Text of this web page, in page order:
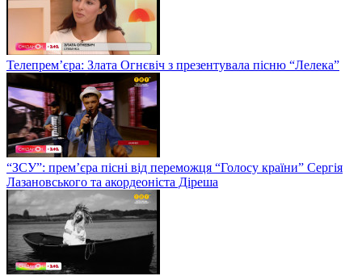
Телепрем’єра: Злата Огнєвіч з презентувала пісню “Лелека”
“ЗСУ”: прем’єра пісні від переможця “Голосу країни” Сергія
Лазановського та акордеоніста Діреша